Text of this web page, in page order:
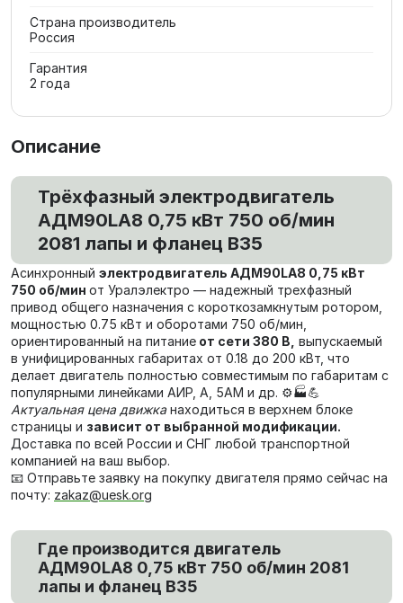
Страна производитель
Россия
Гарантия
2 года
Описание
Трёхфазный электродвигатель
АДМ90LA8 0,75 кВт 750 об/мин
2081 лапы и фланец В35
Асинхронный электродвигатель АДМ90LA8 0,75 кВт
750 об/мин от Уралэлектро — надежный трехфазный
привод общего назначения с короткозамкнутым ротором,
мощностью 0.75 кВт и оборотами 750 об/мин,
ориентированный на питание от сети 380 В, выпускаемый
в унифицированных габаритах от 0.18 до 200 кВт, что
делает двигатель полностью совместимым по габаритам с
популярными линейками АИР, А, 5АМ и др. ⚙️🏭💪
Актуальная цена движканаходиться в верхнем блоке
страницы и зависит от выбранной модификации.
Доставка по всей России и СНГ любой транспортной
компанией на ваш выбор.
📧 Отправьте заявку на покупку двигателя прямо сейчас на
почту: zakaz@uesk.org
Где производится двигатель
АДМ90LA8 0,75 кВт 750 об/мин 2081
лапы и фланец В35